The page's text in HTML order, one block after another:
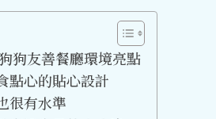
狗友善餐廳環境亮點
點心的貼心設計
很有水準